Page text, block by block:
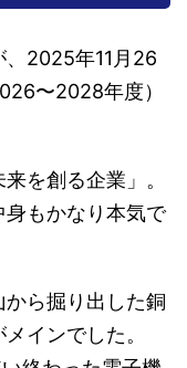
、2025年11月26
〜2028年度）
を創る企業」。
もかなり本気で
ら掘り出した銅
インでした。